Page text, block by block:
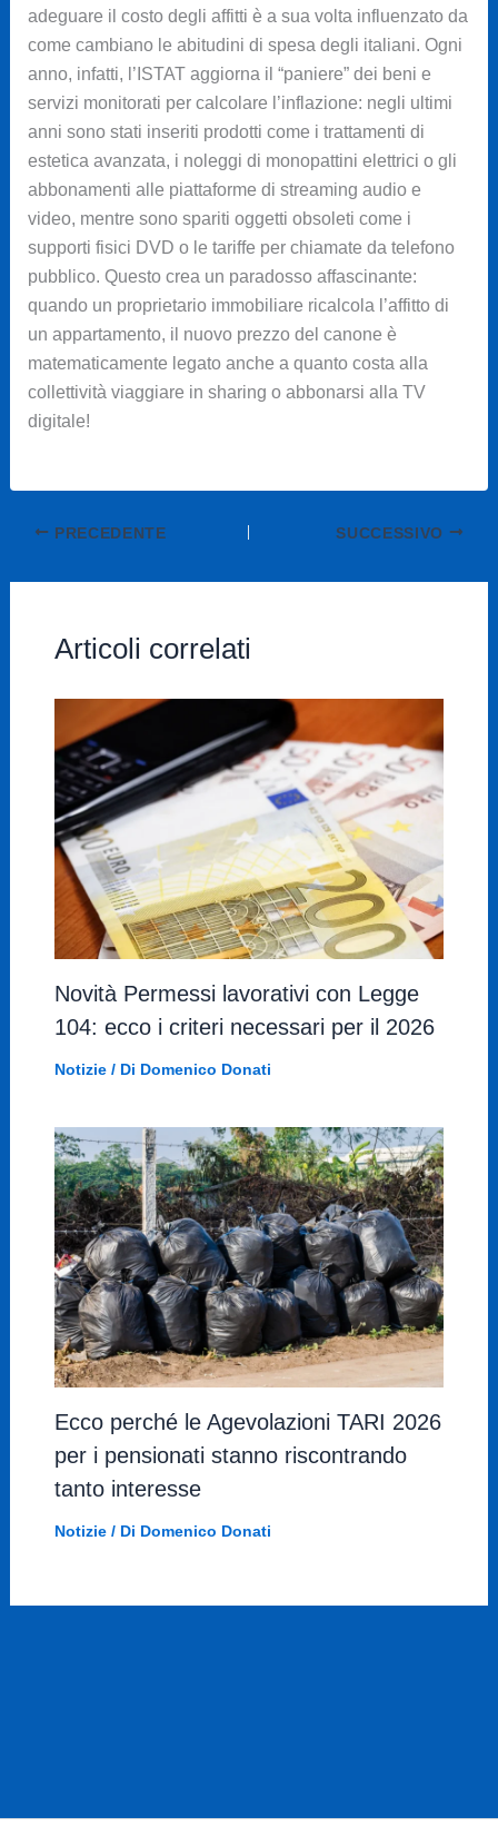
adeguare il costo degli affitti è a sua volta influenzato da
come cambiano le abitudini di spesa degli italiani. Ogni
anno, infatti, l’ISTAT aggiorna il “paniere” dei beni e
servizi monitorati per calcolare l’inflazione: negli ultimi
anni sono stati inseriti prodotti come i trattamenti di
estetica avanzata, i noleggi di monopattini elettrici o gli
abbonamenti alle piattaforme di streaming audio e
video, mentre sono spariti oggetti obsoleti come i
supporti fisici DVD o le tariffe per chiamate da telefono
pubblico. Questo crea un paradosso affascinante:
quando un proprietario immobiliare ricalcola l’affitto di
un appartamento, il nuovo prezzo del canone è
matematicamente legato anche a quanto costa alla
collettività viaggiare in sharing o abbonarsi alla TV
digitale!
PRECEDENTE SUCCESSIVO
Articoli correlati
Novità Permessi lavorativi con Legge
104: ecco i criteri necessari per il 2026
Notizie/ Di Domenico Donati
Ecco perché le Agevolazioni TARI 2026
per i pensionati stanno riscontrando
tanto interesse
Notizie/ Di Domenico Donati